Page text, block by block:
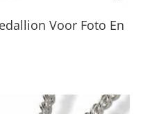
Voor Foto En